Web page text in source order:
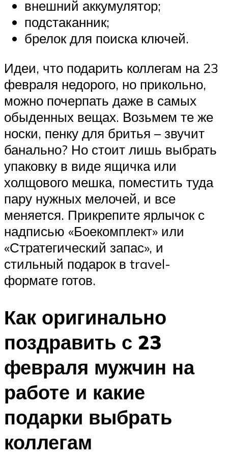
внешний аккумулятор;
подстаканник;
брелок для поиска ключей.
Идеи, что подарить коллегам на 23
февраля недорого, но прикольно,
можно почерпать даже в самых
обыденных вещах. Возьмем те же
носки, пенку для бритья – звучит
банально? Но стоит лишь выбрать
упаковку в виде ящичка или
холщового мешка, поместить туда
пару нужных мелочей, и все
меняется. Прикрепите ярлычок с
надписью «Боекомплект» или
«Стратегический запас», и
стильный подарок в travel-
формате готов.
Как оригинально
поздравить с 23
февраля мужчин на
работе и какие
подарки выбрать
коллегам